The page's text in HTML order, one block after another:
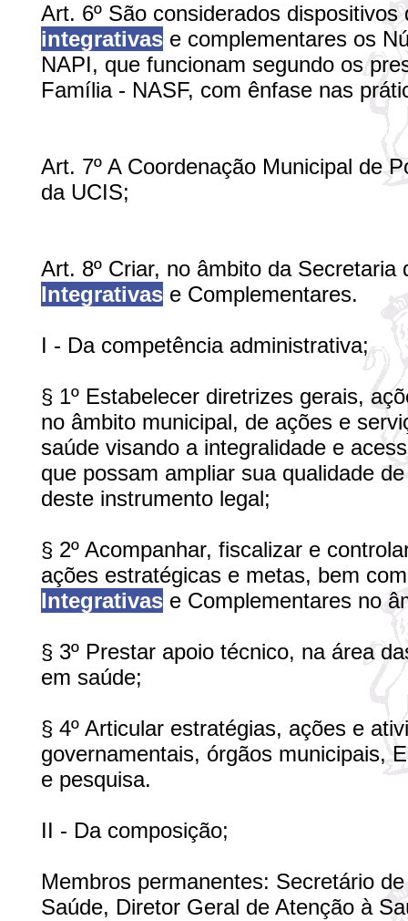
Art. 6º São considerados
integrativas e complementares os
NAPI, que funcionam segundo os
Família - NASF, com ênfase nas
Art. 7º A Coordenação Municipal de
da UCIS;
Art. 8º Criar, no âmbito da
Integrativas e Complementares.
I - Da competência administrativa;
§ 1º Estabelecer diretrizes gerais,
no âmbito municipal, de ações e
saúde visando a integralidade e
que possam ampliar sua qualidade
deste instrumento legal;
§ 2º Acompanhar, fiscalizar e
ações estratégicas e metas, bem
Integrativas e Complementares no
§ 3º Prestar apoio técnico, na área
em saúde;
§ 4º Articular estratégias, ações e
governamentais, órgãos municipais,
e pesquisa.
II - Da composição;
Membros permanentes: Secretário
Saúde, Diretor Geral de Atenção à